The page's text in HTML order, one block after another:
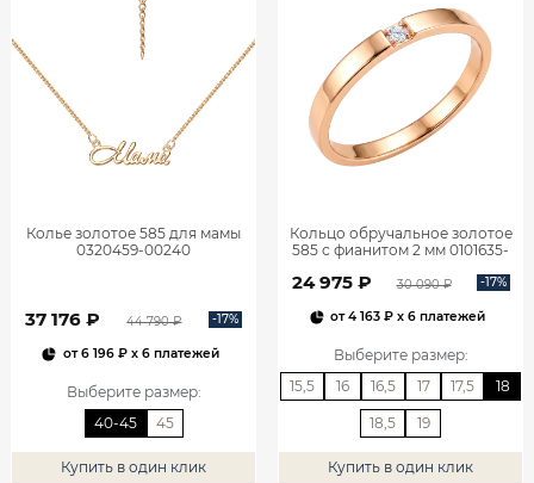
Колье золотое 585 для мамы
0320459-00240
37 176 ₽ 44 790 ₽ -17%
от6 196 ₽x 6 платежей
Выберите размер:
40-45
45
Купить в один клик
Кольцо обручальное золотое
585 с фианитом 2 мм 0101635-
24 975 ₽ 30 090 ₽ -17%
от4 163 ₽ x 6 платежей
Выберите размер:
15,5
16 16,5 17 17,5 18
18,5 19
Купить в один клик